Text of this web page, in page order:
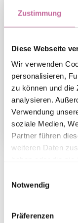
Zustimmung
Diese Webseite
Wir verwenden
personalisieren,
zu können und die
analysieren.
Verwendung
soziale Medien,
Partner führen
weiteren Daten
Notwendig
Präferenzen